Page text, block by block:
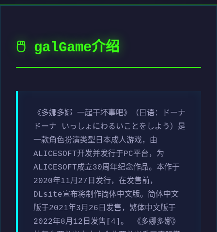
🖱️ galGame介绍
《多娜多娜 一起干坏事吧》（日语：ドーナ
ドーナ いっしょにわるいことをしよう）是
一款角色扮演类型日本成人游戏，由
ALICESOFT开发并发行于PC平台，为
ALICESOFT成立30周年纪念作品。本作于
2020年11月27日发行，在发售前，
DLsite宣布将制作简体中文版。简体中文
版于2021年3月26日发售，繁体中文版于
2022年8月12日发售[4]。 《多娜多娜》